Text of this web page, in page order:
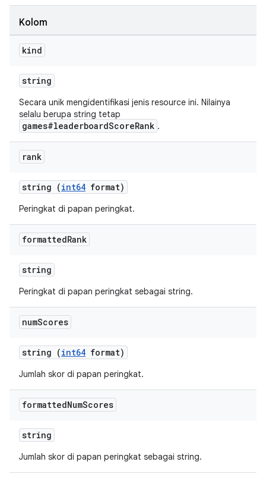
Kolom
kind
string
Secara unik mengidentifikasi jenis resource ini. Nilainya
selalu berupa string tetap
games#leaderboardScoreRank .
rank
string (int64 format)
Peringkat di papan peringkat.
formattedRank
string
Peringkat di papan peringkat sebagai string.
numScores
string (int64 format)
Jumlah skor di papan peringkat.
formattedNumScores
string
Jumlah skor di papan peringkat sebagai string.